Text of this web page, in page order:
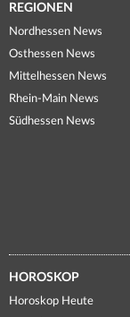
REGIONEN
Nordhessen News
Osthessen News
Mittelhessen News
Rhein-Main News
Südhessen News
HOROSKOP
Horoskop Heute